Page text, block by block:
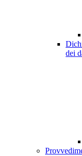
dei